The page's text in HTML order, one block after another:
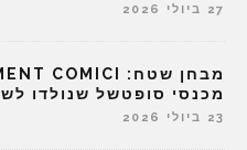
27 ביולי 2026
מכנסי סופטשל שנולדו
23 ביולי 2026